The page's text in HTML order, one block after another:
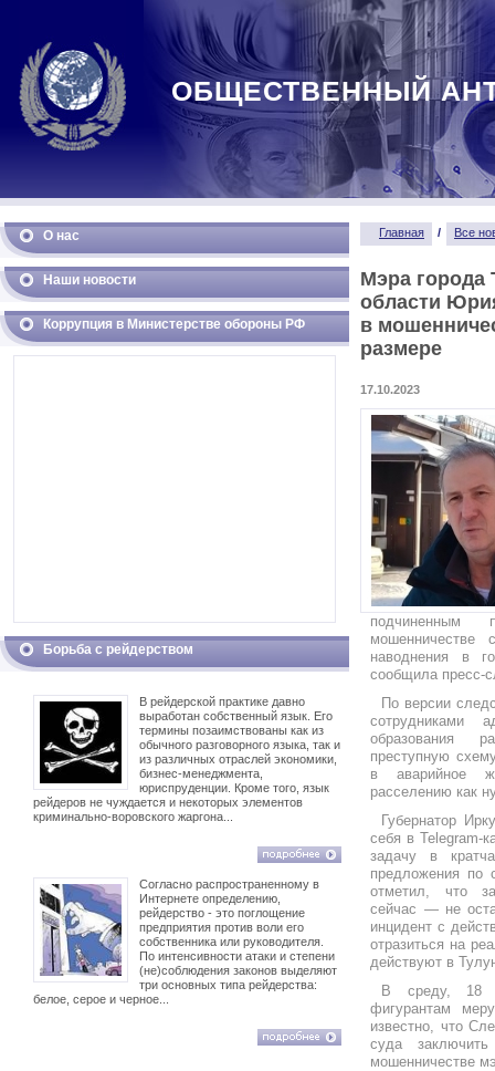
ОБЩЕСТВЕННЫЙ
О нас
Наши новости
Коррупция в Министерстве обороны РФ
Борьба с рейдерством
В рейдерской практике давно
выработан собственный язык. Его
термины позаимствованы как из
обычного разговорного языка, так и
из различных отраслей экономики,
бизнес-менеджмента,
юриспруденции. Кроме того, язык
рейдеров не чуждается и некоторых элементов
криминально-воровского жаргона...
Согласно распространенному в
Интернете определению,
рейдерство - это поглощение
предприятия против воли его
собственника или руководителя.
По интенсивности атаки и степени
(не)соблюдения законов выделяют
три основных типа рейдерства:
белое, серое и черное...
Главная / Все
Мэра города
области
в
размере
17.10.2023
подчиненным
мошенничестве
наводнения в
сообщила пресс-
По версии
сотрудниками
образования
преступную
в аварийное
расселению как
Губернатор
себя в Telegram-
задачу в
предложения по
отметил, что
сейчас — не
инцидент с
отразиться на
действуют в
В среду, 18
фигурантам
известно, что
суда
мошенничестве